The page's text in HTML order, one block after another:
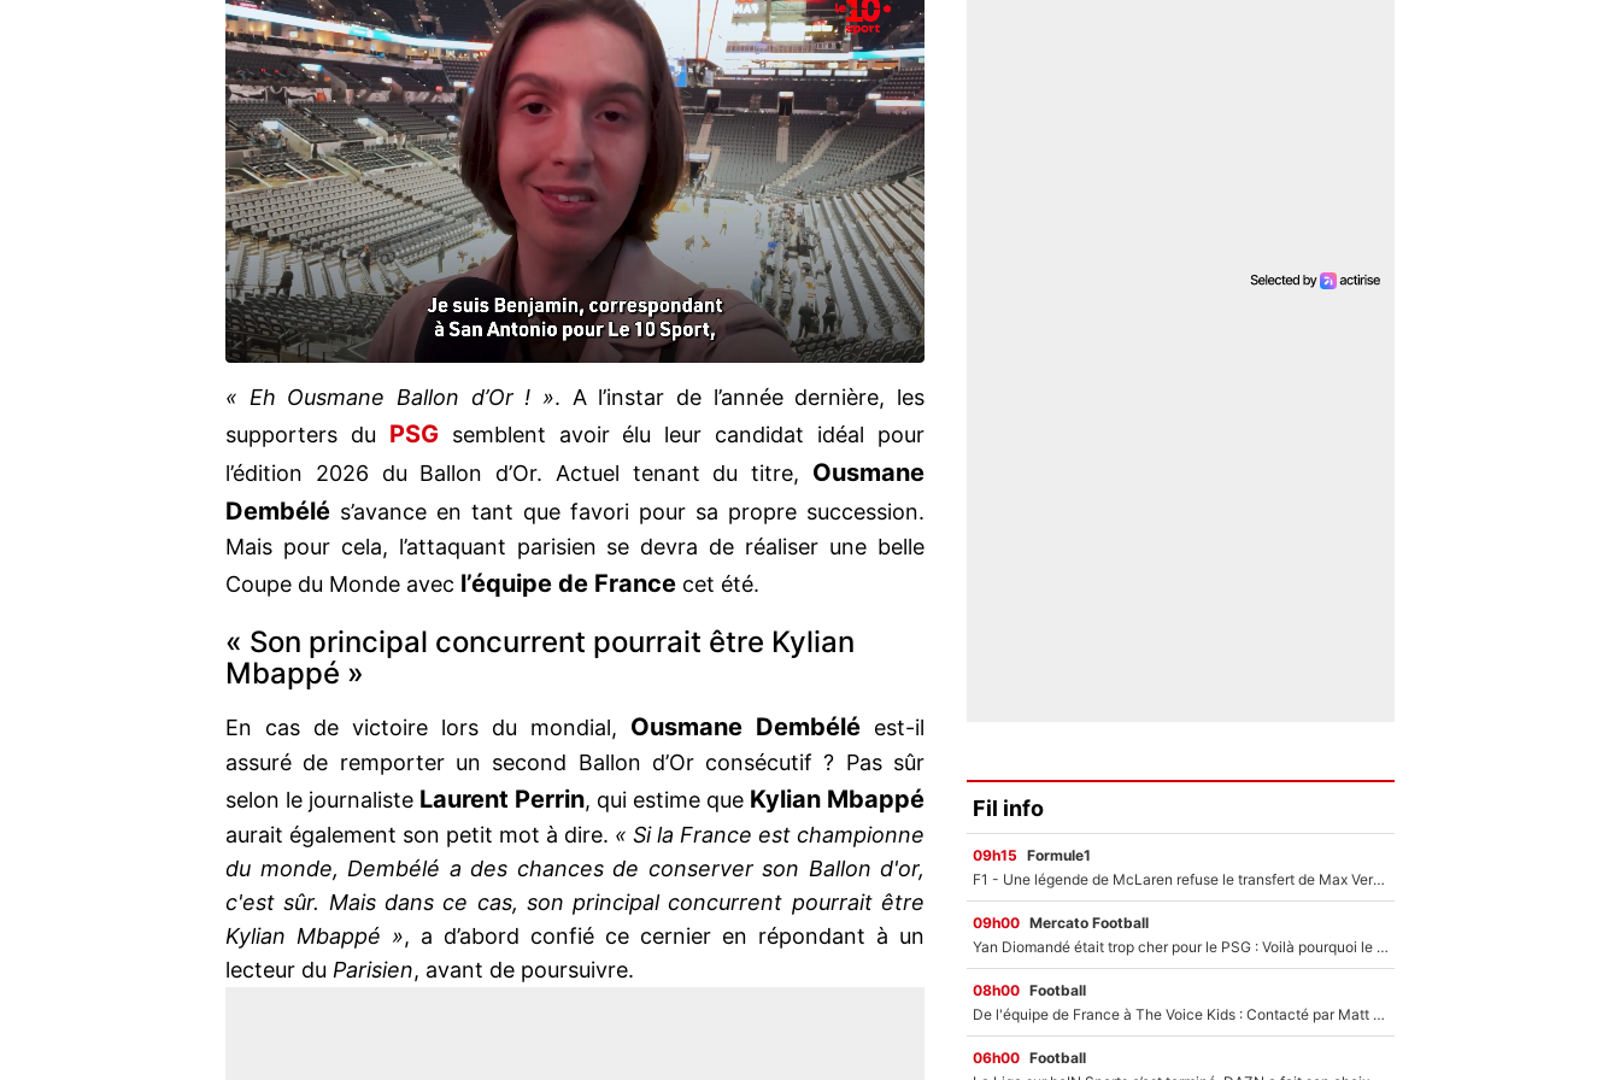
« Eh Ousmane Ballon d’Or ! ». A l’instar de l’année dernière, les
supporters du PSG semblent avoir élu leur candidat idéal pour
l’édition 2026 du Ballon d’Or. Actuel tenant du titre, Ousmane
Dembélé s’avance en tant que favori pour sa propre succession.
Mais pour cela, l’attaquant parisien se devra de réaliser une belle
Coupe du Monde avec l’équipe de France cet été.
« Son principal concurrent pourrait être Kylian
Mbappé »
En cas de victoire lors du mondial, Ousmane Dembélé est-il
assuré de remporter un second Ballon d’Or consécutif ? Pas sûr
selon le journaliste Laurent Perrin, qui estime que Kylian Mbappé
aurait également son petit mot à dire. « Si la France est championne
du monde, Dembélé a des chances de conserver son Ballon d'or,
c'est sûr. Mais dans ce cas, son principal concurrent pourrait être
Kylian Mbappé », a d’abord confié ce cernier en répondant à un
lecteur du Parisien, avant de poursuivre.
Fil info
09h15 Formule1
F1 - Une légende de McLaren refuse le transfert de Max Verstappen qui pourrait «faire des vagues» et plomber l'ambiance dans l'équipe
09h00 Mercato Football
Yan Diomandé était trop cher pour le PSG : Voilà pourquoi le Real Madrid a accepté de payer la somme record de 140M€ pour boucler son transfert !
08h00 Football
De l'équipe de France à The Voice Kids : Contacté par Matt Pokora, Kylian Mbappé a accepté de jouer un rôle inédit sur TF1 !
06h00 Football